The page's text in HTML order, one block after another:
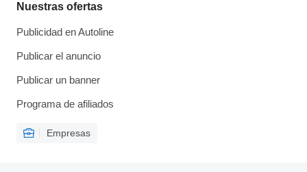
Nuestras ofertas
Publicidad en Autoline
Publicar el anuncio
Publicar un banner
Programa de afiliados
Empresas